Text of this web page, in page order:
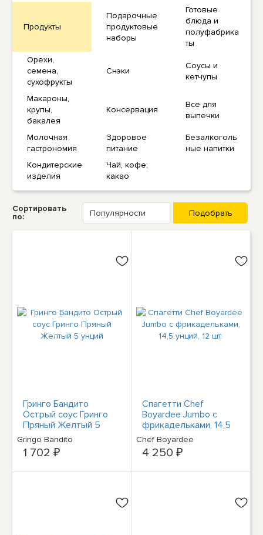
Продукты
Подарочные
продуктовые
наборы
Готовые
блюда и
полуфабрика
ты
Орехи,
семена,
сухофрукты
Снэки
Соусы и
кетчупы
Макароны,
крупы,
бакалея
Консервация
Все для
выпечки
Молочная
гастрономия
Здоровое
питание
Безалкоголь
ные напитки
Кондитерские
изделия
Чай, кофе,
какао
Сортировать
по:
Гринго Бандито
Острый соус Гринго
Пряный Желтый 5
унций
Gringo Bandito
1 702 ₽
Спагетти Chef
Boyardee Jumbo с
фрикадельками, 14,5
унций, 12 шт.
Chef Boyardee
4 250 ₽